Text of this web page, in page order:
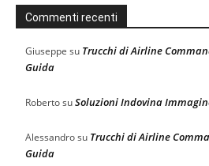
Commenti recenti
Giuseppe su Trucchi di Airline
Guida
RobertosuSoluzioni Indovina
Alessandrosu Trucchi di Airline
Guida